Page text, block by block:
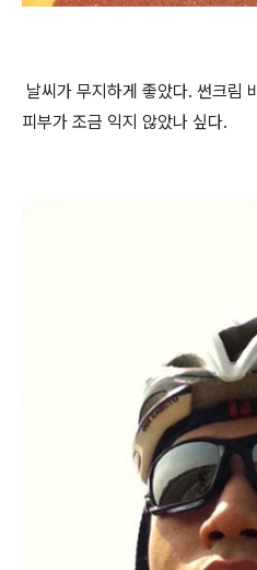
날씨가 무지하게 좋았다. 썬크림
피부가 조금 익지 않았나 싶다.